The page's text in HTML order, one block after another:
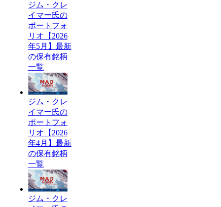
ジム・クレ
イマー氏の
ポートフォ
リオ【2026
年5月】最新
の保有銘柄
一覧
ジム・クレ
イマー氏の
ポートフォ
リオ【2026
年4月】最新
の保有銘柄
一覧
ジム・クレ